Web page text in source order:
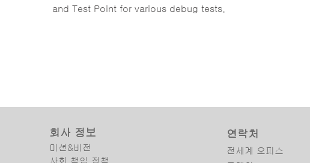
and Test Point for various debug tests.
회사 정보
미션&비전
사회 책임 정책
연락처
전세계 오피스